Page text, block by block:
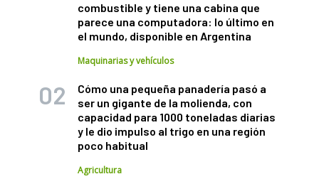
combustible y tiene una cabina que
parece una computadora: lo último en
el mundo, disponible en Argentina
Maquinarias y vehículos
Cómo una pequeña panadería pasó a
ser un gigante de la molienda, con
capacidad para 1000 toneladas diarias
y le dio impulso al trigo en una región
poco habitual
Agricultura